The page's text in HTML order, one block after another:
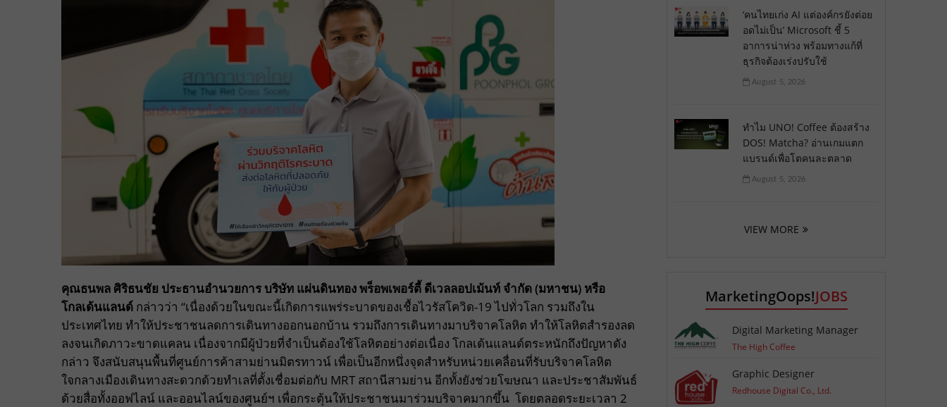
คุณธนพล ศิริธนชัย ประธานอำนวยการ บริษัท แผ่นดินทอง พร็อพเพอร์ตี้ ดีเวลลอปเม้นท์ จำกัด (มหาชน) หรือ
โกลเด้นแลนด์ กล่าวว่า “เนื่องด้วยในขณะนี้เกิดการแพร่ระบาดของเชื้อไวรัสโควิด-19ไปทั่วโลก รวมถึงใน
ประเทศไทย ทำให้ประชาชนลดการเดินทางออกนอกบ้าน รวมถึงการเดินทางมาบริจาคโลหิต ทำให้โลหิตสำรองลด
ลงจนเกิดภาวะขาดแคลน เนื่องจากมีผู้ป่วยที่จำเป็นต้องใช้โลหิตอย่างต่อเนื่อง โกลเด้นแลนด์ตระหนักถึงปัญหาดัง
กล่าว จึงสนับสนุนพื้นที่ศูนย์การค้าสามย่านมิตรทาวน์ เพื่อเป็นอีกหนึ่งจุดสำหรับหน่วยเคลื่อนที่รับบริจาคโลหิต
ใจกลางเมืองเดินทางสะดวกด้วยทำเลที่ตั้งเชื่อมต่อกับ MRT สถานีสามย่าน อีกทั้งยังช่วยโฆษณา และประชาสัมพันธ์
ด้วยสื่อทั้งออฟไลน์ และออนไลน์ของศูนย์ฯ เพื่อกระตุ้นให้ประชาชนมาร่วมบริจาคมากขึ้น โดยตลอดระยะเวลา 2
‘คนไทยเก่ง AI แต่องค์กรยังต่อย
อดไม่เป็น’ Microsoft ชี้ 5
อาการน่าห่วง พร้อมทางแก้ที่
ธุรกิจต้องเร่งปรับใช้
August 5, 2026
ทำไม UNO! Coffee ต้องสร้าง
DOS! Matcha? อ่านเกมแตก
แบรนด์เพื่อโตคนละตลาด
August 5, 2026
VIEW MORE
MarketingOops!JOBS
Digital Marketing Manager
The High Coffee
Graphic Designer
Redhouse Digital Co., Ltd.